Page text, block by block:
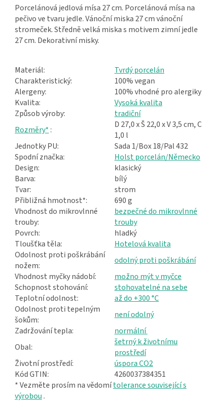
Porcelánová jedlová mísa 27 cm. Porcelánová mísa na
pečivo ve tvaru jedle. Vánoční miska 27 cm vánoční
stromeček. Středně velká miska s motivem zimní jedle
27 cm. Dekorativní misky.
Materiál:
Tvrdý porcelán
Charakteristický:
100% vegan
Alergeny:
100% vhodné pro alergiky
Kvalita:
Vysoká kvalita
Způsob výroby:
tradiční
Rozměry* :
D 27,0 x Š 22,0 x V 3,5 cm, C
1,0 l
Jednotky PU:
Sada 1/Box 18/Pal 432
Spodní značka:
Holst porcelán/Německo
Design:
klasický
Barva:
bílý
Tvar:
strom
Přibližná hmotnost*:
690 g
Vhodnost do mikrovlnné
trouby:
bezpečné do mikrovlnné
trouby
Povrch:
hladký
Tloušťka těla:
Hotelová kvalita
Odolnost proti poškrábání
nožem:
odolný proti poškrábání
Vhodnost myčky nádobí:
možno mýt v myčce
Schopnost stohování:
stohovatelné na sebe
Teplotní odolnost:
až do +300 °C
Odolnost proti tepelným
šokům:
není odolný
Zadržování tepla:
normální
Obal:
šetrný k životnímu
prostředí
Životní prostředí:
úspora CO2
Kód GTIN:
4260037384351
* Vezměte prosím na vědomítolerance související s
výrobou .